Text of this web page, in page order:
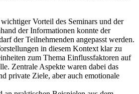
Vorteil des Seminars und der
der Informationen konnte der
der Teilnehmenden angepasst werden.
in diesem Kontext klar zu
zum Thema Einflussfaktoren auf
Zentrale Aspekte waren dabei das
private Ziele, aber auch emotionale